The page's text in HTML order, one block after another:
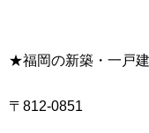
★福岡の新築・一戸
〒812-0851